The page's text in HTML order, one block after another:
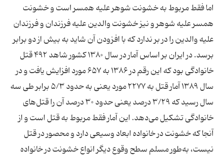
اما فقط مربوط به خشونت شوهر علیه همسر است و خشونت
همسر علیه شوهر و نیز خشونت والدین علیه فرزندان و فرزندان
علیه والدین را در بر ندارد که با افزودن آن شاید به بیش از دو برابر
برسد. در ایران بر اساس آمار در سال ۱۳۸۰ کشور شاهد ۴۹۲ قتل
خانوادگی بود که این رقم در ۱۳۸۶ به ۶۵۷ مورد افزایش یافت و در
سال ۱۳۸۹ آمار قتل به ۲۲۷۷ مورد یعنی به حدود ۵/۳ برابر طی سه
سال رسید که ۳/۲۹ درصد یعنی حدود ۳۰ درصد آن را قتل‌های
خانوادگی تشکیل می‌دهد. این آمار فقط مربوط به قتل است و از
آنجا که خشونت در خانواده ابعاد وسیعی دارد و محصور در قتل
نیست، به‌طور مسلم سطح وقوع دیگر انواع خشونت در خانواده